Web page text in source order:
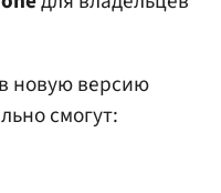
новую версию
смогут: